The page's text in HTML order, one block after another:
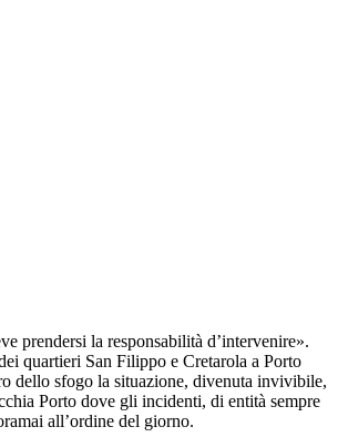
prendersi la responsabilità d’intervenire».
quartieri San Filippo e Cretarola a Porto
dello sfogo la situazione, divenuta invivibile,
Porto dove gli incidenti, di entità sempre
all’ordine del giorno.